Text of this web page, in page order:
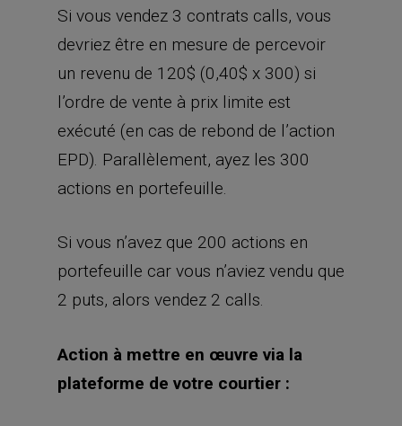
Si vous vendez 3 contrats calls, vous
devriez être en mesure de percevoir
un revenu de 120$ (0,40$ x 300) si
l’ordre de vente à prix limite est
exécuté (en cas de rebond de l’action
EPD). Parallèlement, ayez les 300
actions en portefeuille.
Si vous n’avez que 200 actions en
portefeuille car vous n’aviez vendu que
2 puts, alors vendez 2 calls.
Action à mettre en œuvre via la
plateforme de votre courtier :